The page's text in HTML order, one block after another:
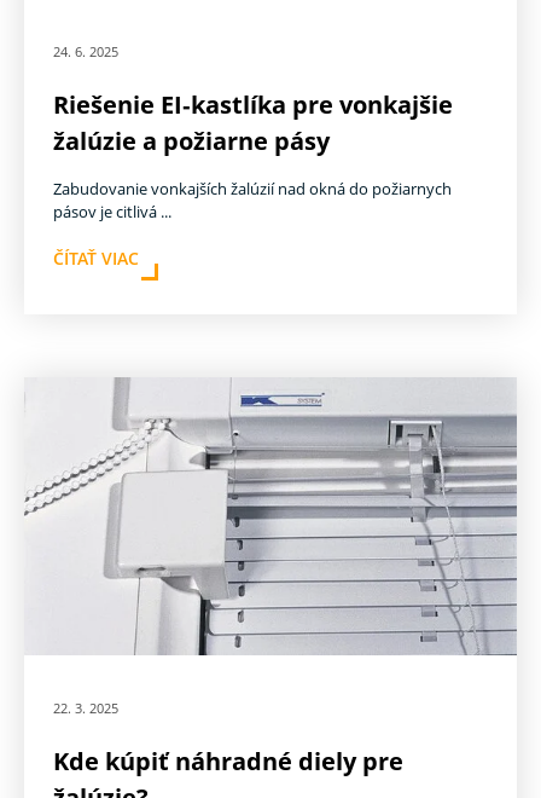
24. 6. 2025
Riešenie EI‑kastlíka pre vonkajšie
žalúzie a požiarne pásy
Zabudovanie vonkajších žalúzií nad okná do požiarnych
pásov je citlivá ...
ČÍTAŤ VIAC
22. 3. 2025
Kde kúpiť náhradné diely pre